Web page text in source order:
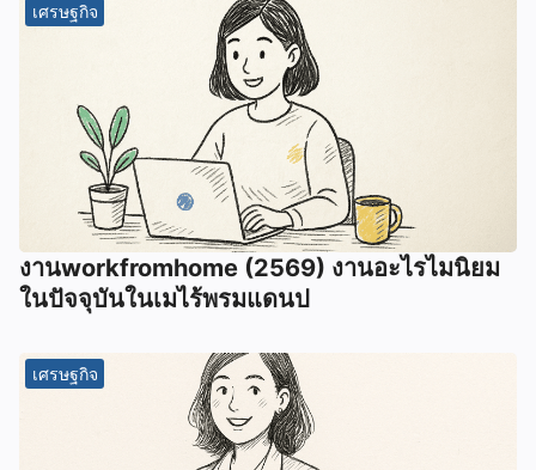
เศรษฐกิจ
งานworkfromhome (2569) งานอะไรไมนิยม
ในปัจจุบันในเมไร้พรมแดนป
เศรษฐกิจ